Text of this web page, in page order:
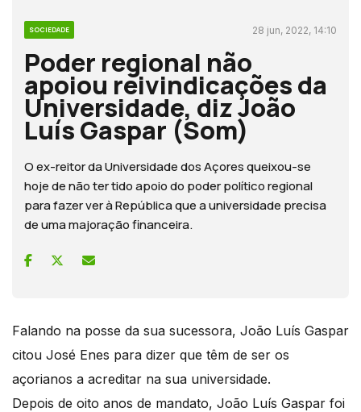
SOCIEDADE 28 jun, 2022, 14:10
Poder regional não
apoiou reivindicações da
Universidade, diz João
Luís Gaspar (Som)
O ex-reitor da Universidade dos Açores queixou-se
hoje de não ter tido apoio do poder político regional
para fazer ver à República que a universidade precisa
de uma majoração financeira.
Falando na posse da sua sucessora, João Luís Gaspar
citou José Enes para dizer que têm de ser os
açorianos a acreditar na sua universidade.
Depois de oito anos de mandato, João Luís Gaspar foi